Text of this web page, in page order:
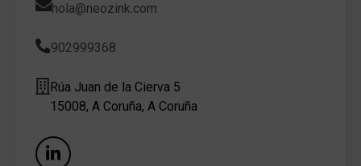
hola@neozink.com
902999368
Rúa Juan de la Cierva 5
15008, A Coruña, A Coruña